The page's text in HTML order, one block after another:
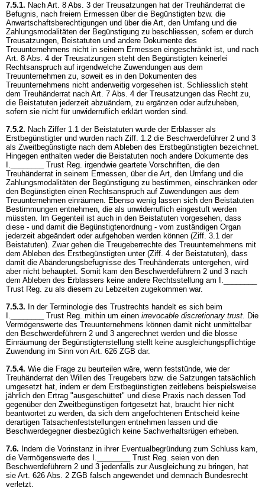
7.5.1. Nach Art. 8 Abs. 3 der Treusatzungen hat der Treuhänderrat die
Befugnis, nach freiem Ermessen über die Begünstigten bzw. die
Anwartschaftsberechtigungen und über die Art, den Umfang und die
Zahlungsmodalitäten der Begünstigung zu beschliessen, sofern er durch
Treusatzungen, Beistatuten und andere Dokumente des
Treuunternehmens nicht in seinem Ermessen eingeschränkt ist, und nach
Art. 8 Abs. 4 der Treusatzungen steht den Begünstigten keinerlei
Rechtsanspruch auf irgendwelche Zuwendungen aus dem
Treuunternehmen zu, soweit es in den Dokumenten des
Treuunternehmens nicht anderweitig vorgesehen ist. Schliesslich steht
dem Treuhänderrat nach Art. 7 Abs. 4 der Treusatzungen das Recht zu,
die Beistatuten jederzeit abzuändern, zu ergänzen oder aufzuheben,
sofern sie nicht für unwiderruflich erklärt worden sind.
7.5.2. Nach Ziffer 1.1 der Beistatuten wurde der Erblasser als
Erstbegünstigter und wurden nach Ziff. 1.2 die Beschwerdeführer 2 und 3
als Zweitbegünstigte nach dem Ableben des Erstbegünstigten bezeichnet.
Hingegen enthalten weder die Beistatuten noch andere Dokumente des
I.________ Trust Reg. irgendwie geartete Vorschriften, die den
Treuhänderrat in seinem Ermessen, über die Art, den Umfang und die
Zahlungsmodalitäten der Begünstigung zu bestimmen, einschränken oder
den Begünstigten einen Rechtsanspruch auf Zuwendungen aus dem
Treuunternehmen einräumen. Ebenso wenig lassen sich den Beistatuten
Bestimmungen entnehmen, die als unwiderruflich eingestuft werden
müssten. Im Gegenteil ist auch in den Beistatuten vorgesehen, dass
diese - und damit die Begünstigtenordnung - vom zuständigen Organ
jederzeit abgeändert oder aufgehoben werden können (Ziff. 3.1 der
Beistatuten). Zwar gehen die Treugeberrechte des Treuunternehmens mit
dem Ableben des Erstbegünstigten unter (Ziff. 4 der Beistatuten), dass
damit die Abänderungsbefugnisse des Treuhänderrats untergehen, wird
aber nicht behauptet. Somit kam den Beschwerdeführern 2 und 3 nach
dem Ableben des Erblassers keine andere Rechtsstellung am I.________
Trust Reg. zu als diesem zu Lebzeiten zugekommen war.
7.5.3. In der Terminologie des Trustrechts handelt es sich beim
I.________ Trust Reg. mithin um einen irrevocable discretionary trust. Die
Vermögenswerte des Treuunternehmens können damit nicht unmittelbar
den Beschwerdeführern 2 und 3 angerechnet werden und die blosse
Einräumung der Begünstigtenstellung stellt keine ausgleichungspflichtige
Zuwendung im Sinn von Art. 626 ZGB dar.
7.5.4. Wie die Frage zu beurteilen wäre, wenn feststünde, wie der
Treuhänderrat den Willen des Treugebers bzw. die Satzungen tatsächlich
umgesetzt hat, indem er dem Erstbegünstigten zeitlebens beispielsweise
jährlich den Ertrag "ausgeschüttet" und diese Praxis nach dessen Tod
gegenüber den Zweitbegünstigen fortgesetzt hat, braucht hier nicht
beantwortet zu werden, da sich dem angefochtenen Entscheid keine
derartigen Tatsachenfeststellungen entnehmen lassen und die
Beschwerdegegner diesbezüglich keine Sachverhaltsrügen erheben.
7.6. Indem die Vorinstanz in ihrer Eventualbegründung zum Schluss kam,
die Vermögenswerte des I.________ Trust Reg. seien von den
Beschwerdeführern 2 und 3 jedenfalls zur Ausgleichung zu bringen, hat
sie Art. 626 Abs. 2 ZGB falsch angewendet und demnach Bundesrecht
verletzt.